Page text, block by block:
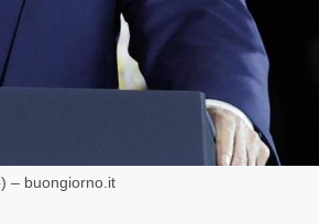
– buongiorno.it